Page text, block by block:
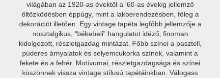
világában az 1920-as évektől a '60-as évekig jellemző
öltözködésben éppúgy, mint a lakberendezésben, főleg a
dekorációt illetően. Egy vintage tapéta legfőbb jellemzője a
nosztalgikus, “békebeli” hangulatot idéző, finoman
kidolgozott, részletgazdag mintázat. Főbb színei a pasztell,
púderes árnyalatok és selyemcukorka színek, valamint a
fekete és a fehér. Motívumai, részletgazdagsága és színei
köszönnek vissza vintage stílusú tapétáinkban. Válogass